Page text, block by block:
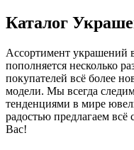
Каталог
Ассортимент украшений
пополняется несколько
покупателей всё более
модели. Мы всегда
тенденциями в мире
радостью предлагаем всё
Вас!